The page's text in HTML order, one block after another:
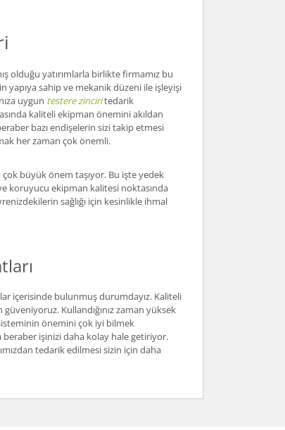
olduğu yatırımlarla birlikte firmamız bu
yapıya sahip ve mekanik düzeni ile işleyişi
uygun testere zinciritedarik
kaliteli ekipman önemini akıldan
bazı endişelerin sizi takip etmesi
her zaman çok önemli.
çok büyük önem taşıyor. Bu işte yedek
koruyucu ekipman kalitesi noktasında
sağlığı için kesinlikle ihmal
içerisinde bulunmuş durumdayız. Kaliteli
Kullandığınız zaman yüksek
önemini çok iyi bilmek
işinizi daha kolay hale getiriyor.
tedarik edilmesi sizin için daha